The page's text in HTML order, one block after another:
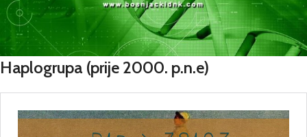
Haplogrupa (prije 2000. p.n.e)